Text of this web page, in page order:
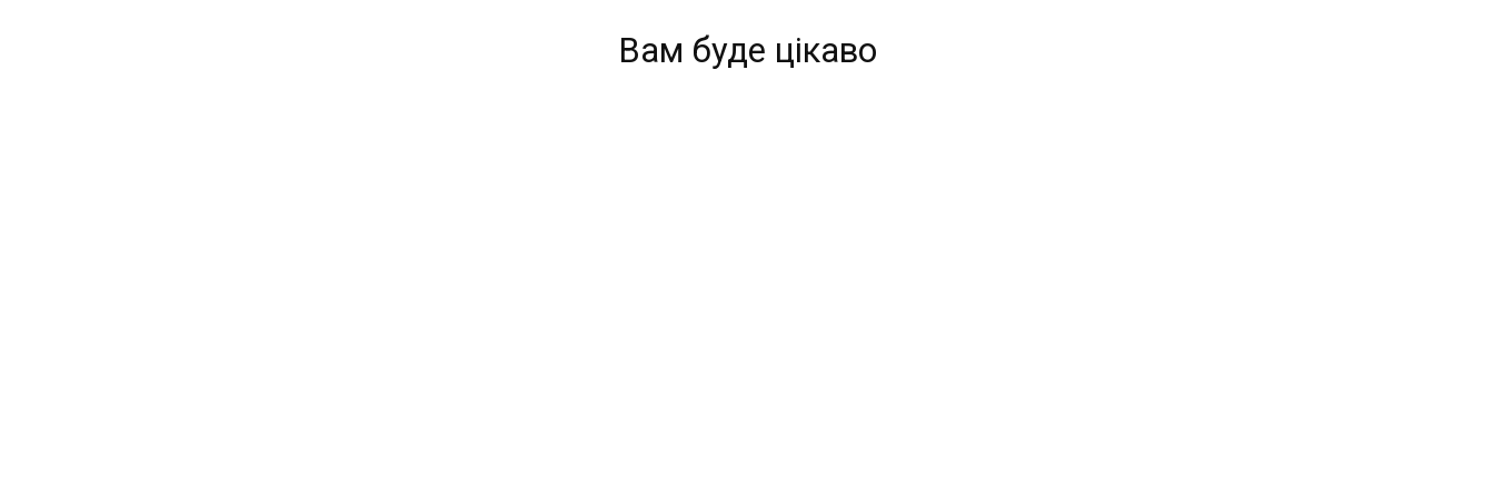
Вам буде цікаво